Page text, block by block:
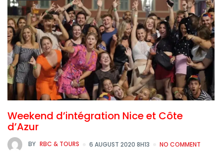
Weekend d’intégration Nice et Côte
d’Azur
BY RBC & TOURS 6 AUGUST 2020 8H13 NO COMMENT